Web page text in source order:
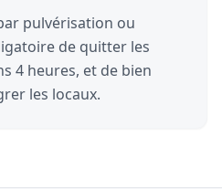
pulvérisation ou
de quitter les
4 heures, et de bien
les locaux.